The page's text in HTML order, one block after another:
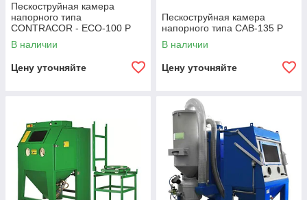
Пескоструйная камера
напорного типа
CONTRACOR - ECO-100 P
В наличии
Цену уточняйте
Пескоструйная камера
напорного типа CAB-135 P
В наличии
Цену уточняйте